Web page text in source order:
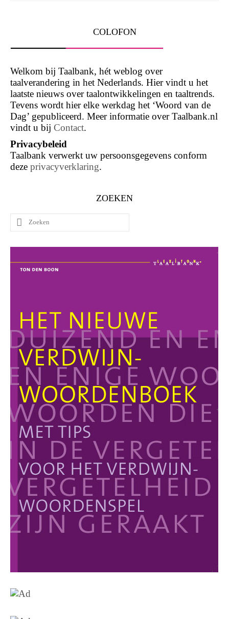
COLOFON
Welkom bij Taalbank, hét weblog over
taalverandering in het Nederlands. Hier vindt u het
laatste nieuws over taalontwikkelingen en taaltrends.
Tevens wordt hier elke werkdag het ‘Woord van de
Dag’ gepubliceerd. Meer informatie over Taalbank.nl
vindt u bij Contact.
Privacybeleid
Taalbank verwerkt uw persoonsgegevens conform
deze privacyverklaring.
ZOEKEN
Zoeken
naar: